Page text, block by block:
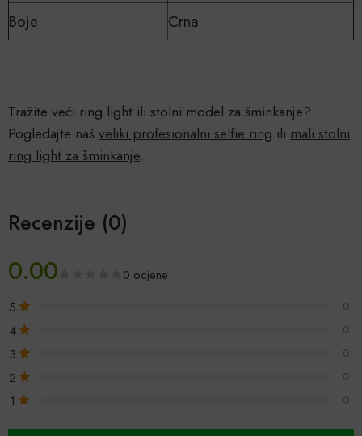
Boje Crna
Tražite veći ring light ili stolni model za šminkanje?
Pogledajte našveliki profesionalni selfie ring ili mali stolni
ring light za šminkanje.
Recenzije (0)
0.00 0 ocjene
5 0
4 0
3 0
2 0
1 0